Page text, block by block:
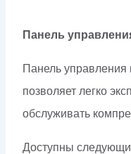
Панель
Панель
позволяет легко
обслуживать
Доступны